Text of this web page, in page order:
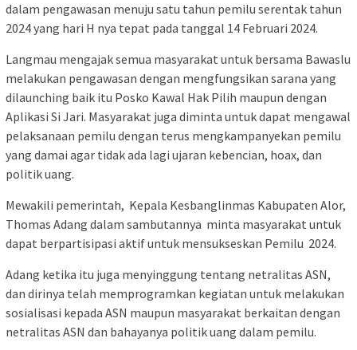
dalam pengawasan menuju satu tahun pemilu serentak tahun
2024 yang hari H nya tepat pada tanggal 14 Februari 2024.
Langmau mengajak semua masyarakat untuk bersama Bawaslu
melakukan pengawasan dengan mengfungsikan sarana yang
dilaunching baik itu Posko Kawal Hak Pilih maupun dengan
Aplikasi Si Jari. Masyarakat juga diminta untuk dapat mengawal
pelaksanaan pemilu dengan terus mengkampanyekan pemilu
yang damai agar tidak ada lagi ujaran kebencian, hoax, dan
politik uang.
Mewakili pemerintah, Kepala Kesbanglinmas Kabupaten Alor,
Thomas Adang dalam sambutannya minta masyarakat untuk
dapat berpartisipasi aktif untuk mensukseskan Pemilu 2024.
Adang ketika itu juga menyinggung tentang netralitas ASN,
dan dirinya telah memprogramkan kegiatan untuk melakukan
sosialisasi kepada ASN maupun masyarakat berkaitan dengan
netralitas ASN dan bahayanya politik uang dalam pemilu.